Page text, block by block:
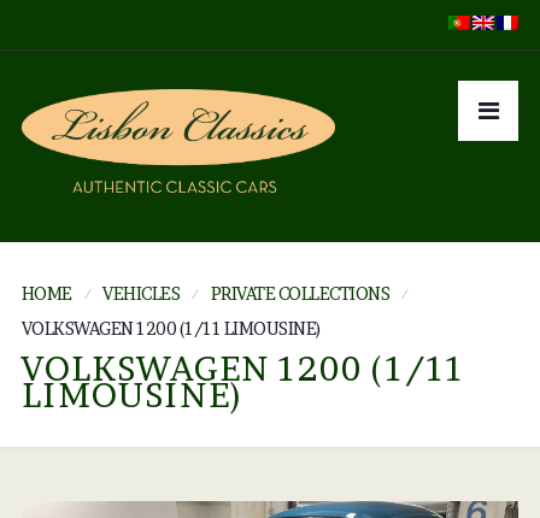
HOME VEHICLES
PRIVATE COLLECTIONS
VOLKSWAGEN 1200 (1/11 LIMOUSINE)
VOLKSWAGEN 1200 (1/11
LIMOUSINE)